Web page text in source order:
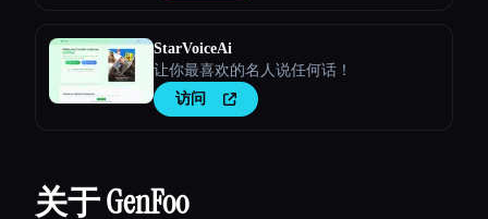
StarVoiceAi
让你最喜欢的名人说任何话！
访问
关于 GenFoo